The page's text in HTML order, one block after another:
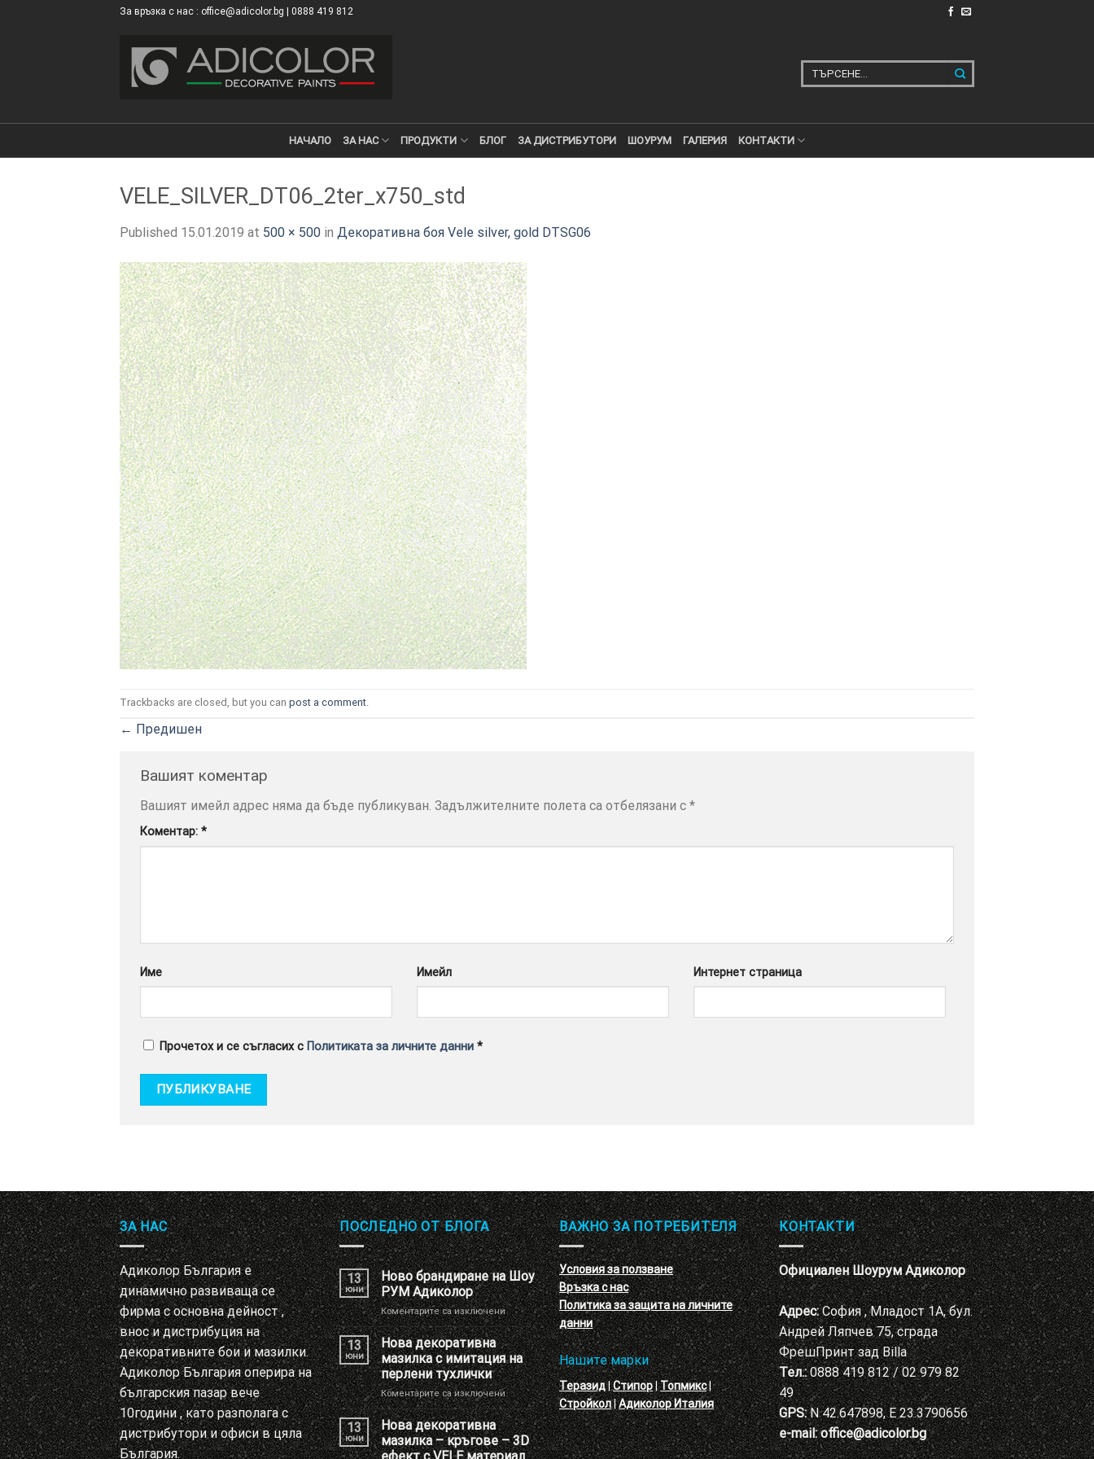
За връзка с нас : office@adicolor.bg | 0888 419 812
за:
НАЧАЛО ЗА НАС ПРОДУКТИ БЛОГ ЗА ДИСТРИБУТОРИ ШОУРУМ ГАЛЕРИЯ КОНТАКТИ
VELE_SILVER_DT06_2ter_x750_std
Published 15.01.2019 at 500 × 500 in Декоративна боя Vele silver, gold DTSG06
Trackbacks are closed, but you can post a comment
← Предишен
Вашият коментар
Вашият имейл адрес няма да бъде публикуван. Задължителните полета са отбелязани с *
Коментар: *
Име Имейл Интернет страница
Прочетох и се съгласих с Политиката за личните данни *
ЗА НАС
Адиколор България е
динамично развиваща се
фирма с основна дейност ,
внос и дистрибуция на
декоративните бои и мазилки.
Адиколор България оперира на
българския пазар вече
10години , като разполага с
дистрибутори и офиси в цяла
България.
ПОСЛЕДНО ОТ БЛОГА
13
юни
Ново брандиране на Шоу
РУМ Адиколор
Коментарите са изключениза
Ново
брандиране
на
Шоу
РУМ
Адиколор
13
юни
Нова декоративна
мазилка с имитация на
перлени тухлички
Коментарите са изключениза
Нова
декоративна
мазилка
с
13
юни
Нова декоративна
мазилка – кръгове – 3D
ВАЖНО ЗА ПОТРЕБИТЕЛЯ
Условия за ползване
Връзка с нас
Политика за защита на личните
данни
Нашите марки
Теразид|Стипор|Топмикс|
Стройкол|Адиколор Италия
КОНТАКТИ
Официален Шоурум Адиколор
Адрес:София , Младост 1А, бул.
Андрей Ляпчев 75, сграда
ФрешПринт зад Billa
Тел.:0888 419 812 / 02 979 82
49
GPS:N 42.647898, E 23.3790656
e-mail: office@adicolor.bg
×
ТОЗИ САЙТ ИЗПОЛЗВА БИСКВИТКИ.
ПОВЕЧЕ ИНФОРМАЦИЯ МОЖЕТЕ ДА
НАМЕРИТЕ ТУК.
ОПЦИИ